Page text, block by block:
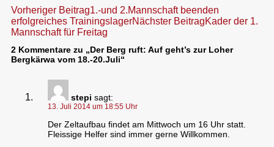
Beitragsnavigation
Vorheriger Beitrag1.-und 2.Mannschaft beenden
erfolgreiches TrainingslagerNächster BeitragKader der 1.
Mannschaft für Freitag
2 Kommentare zu „Der Berg ruft: Auf geht’s zur Loher
Bergkärwa vom 18.-20.Juli“
stepi sagt:
13. Juli 2014 um 18:55 Uhr
Der Zeltaufbau findet am Mittwoch um 16 Uhr statt.
Fleissige Helfer sind immer gerne Willkommen.